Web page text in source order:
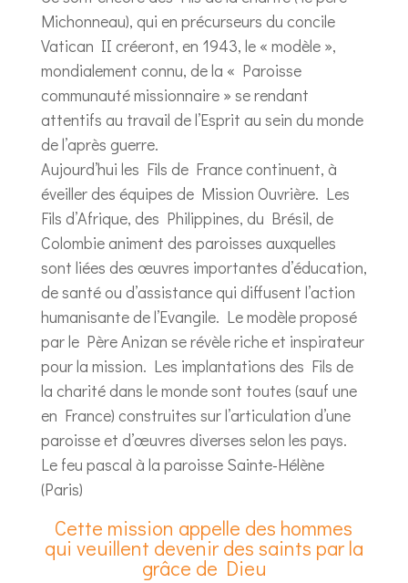
Michonneau), qui en précurseurs du concile
Vatican II créeront, en 1943, le « modèle »,
mondialement connu, de la « Paroisse
communauté missionnaire » se rendant
attentifs au travail de l’Esprit au sein du monde
de l’après guerre.
Aujourd’hui les Fils de France continuent, à
éveiller des équipes de Mission Ouvrière. Les
Fils d’Afrique, des Philippines, du Brésil, de
Colombie animent des paroisses auxquelles
sont liées des œuvres importantes d’éducation,
de santé ou d’assistance qui diffusent l’action
humanisante de l’Evangile. Le modèle proposé
par le Père Anizan se révèle riche et inspirateur
pour la mission. Les implantations des Fils de
la charité dans le monde sont toutes (sauf une
en France) construites sur l’articulation d’une
paroisse et d’œuvres diverses selon les pays.
Le feu pascal à la paroisse Sainte-Hélène
(Paris)
Cette mission appelle des hommes
qui veuillent devenir des saints par la
grâce de Dieu